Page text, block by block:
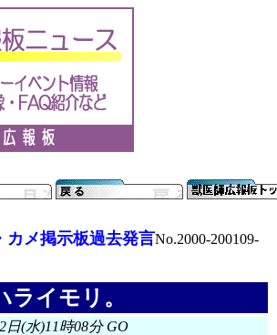
カメ掲示板過去発言No.2000-200109-
ライモリ。
日(水)11時08分 GO